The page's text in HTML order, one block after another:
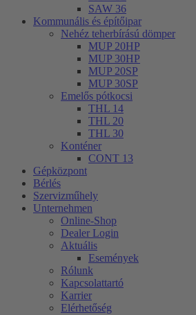
SAW 36
Kommunális és építőipar
Nehéz teherbírású dömper
MUP 20HP
MUP 30HP
MUP 20SP
MUP 30SP
Emelős pótkocsi
THL 14
THL 20
THL 30
Konténer
CONT 13
Gépközpont
Bérlés
Szervizműhely
Unternehmen
Online-Shop
Dealer Login
Aktuális
Események
Rólunk
Kapcsolattartó
Karrier
Elérhetőség